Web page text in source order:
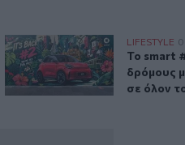
γίνει η «σκιά» της
κατά άνδρα που είχε
Το smart #2 βγαίνει στους
LIFESTYLE
Το smart
Το smart
δρόμους
σε όλον